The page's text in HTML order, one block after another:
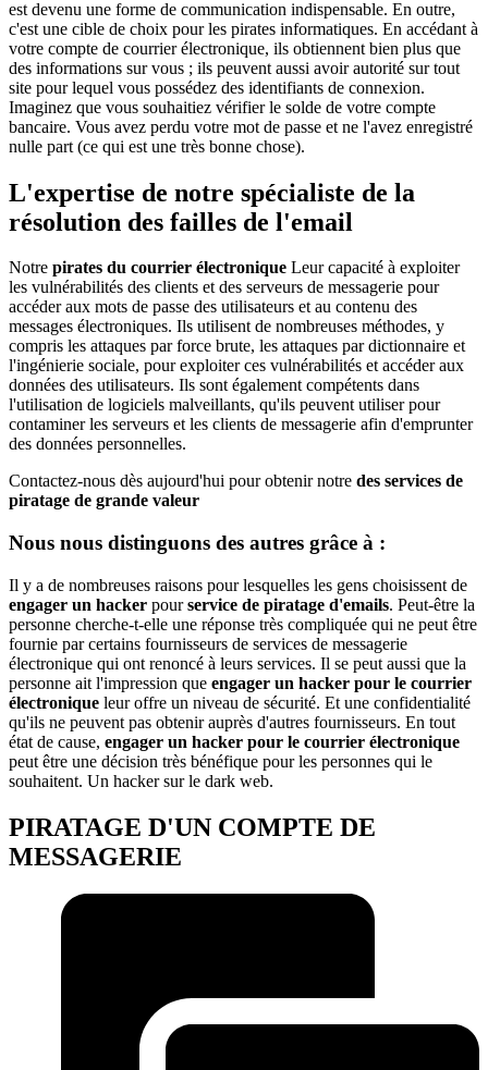
est devenu une forme de communication indispensable. En outre,
c'est une cible de choix pour les pirates informatiques. En accédant à
votre compte de courrier électronique, ils obtiennent bien plus que
des informations sur vous ; ils peuvent aussi avoir autorité sur tout
site pour lequel vous possédez des identifiants de connexion.
Imaginez que vous souhaitiez vérifier le solde de votre compte
bancaire. Vous avez perdu votre mot de passe et ne l'avez enregistré
nulle part (ce qui est une très bonne chose).
L'expertise de notre spécialiste de la
résolution des failles de l'email
Notre pirates du courrier électronique Leur capacité à exploiter
les vulnérabilités des clients et des serveurs de messagerie pour
accéder aux mots de passe des utilisateurs et au contenu des
messages électroniques. Ils utilisent de nombreuses méthodes, y
compris les attaques par force brute, les attaques par dictionnaire et
l'ingénierie sociale, pour exploiter ces vulnérabilités et accéder aux
données des utilisateurs. Ils sont également compétents dans
l'utilisation de logiciels malveillants, qu'ils peuvent utiliser pour
contaminer les serveurs et les clients de messagerie afin d'emprunter
des données personnelles.
Contactez-nous dès aujourd'hui pour obtenir notre des services de
piratage de grande valeur
Nous nous distinguons des autres grâce à :
Il y a de nombreuses raisons pour lesquelles les gens choisissent de
engager un hacker pourservice de piratage d'emails. Peut-être la
personne cherche-t-elle une réponse très compliquée qui ne peut être
fournie par certains fournisseurs de services de messagerie
électronique qui ont renoncé à leurs services. Il se peut aussi que la
personne ait l'impression que engager un hacker pour le courrier
électronique leur offre un niveau de sécurité. Et une confidentialité
qu'ils ne peuvent pas obtenir auprès d'autres fournisseurs. En tout
état de cause, engager un hacker pour le courrier électronique
peut être une décision très bénéfique pour les personnes qui le
souhaitent. Un hacker sur le dark web.
PIRATAGE D'UN COMPTE DE
MESSAGERIE